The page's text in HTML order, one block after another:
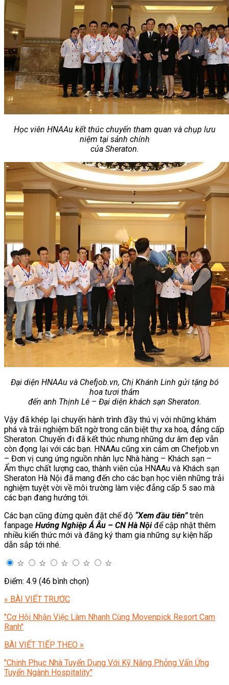
Học viên HNAAu kết thúc chuyến tham quan và chụp lưu
niệm tại sảnh chính
của Sheraton.
Đại diện HNAAu và Chefjob.vn, Chị Khánh Linh gửi tặng bó
hoa tươi thắm
đến anh Thịnh Lê – Đại diện khách sạn Sheraton.
Vậy đã khép lại chuyến hành trình đầy thú vị với những khám
phá và trải nghiệm bất ngờ trong căn biệt thự xa hoa, đẳng cấp
Sheraton. Chuyến đi đã kết thúc nhưng những dư âm đẹp vẫn
còn đọng lại với các bạn. HNAAu cũng xin cảm ơn Chefjob.vn
– Đơn vị cung ứng nguồn nhân lực Nhà hàng – Khách sạn –
Ẩm thực chất lượng cao, thành viên của HNAAu và Khách sạn
Sheraton Hà Nội đã mang đến cho các bạn học viên những trải
nghiệm tuyệt vời về môi trường làm việc đẳng cấp 5 sao mà
các bạn đang hướng tới.
Các bạn cũng đừng quên đặt chế độ “Xem đầu tiên”trên
fanpage Hướng Nghiệp Á Âu – CN Hà Nộiđể cập nhật thêm
nhiều kiến thức mới và đăng ký tham gia những sự kiện hấp
dẫn sắp tới nhé.
☆
☆ ☆ ☆
☆
Điểm: 4.9 (46 bình chọn)
« BÀI VIẾT TRƯỚC
"Cơ Hội Nhận Việc Làm Nhanh Cùng Movenpick Resort Cam
Ranh"
BÀI VIẾT TIẾP THEO »
"Chinh Phục Nhà Tuyển Dụng Với Kỹ Năng Phỏng Vấn Ứng
Tuyển Ngành Hospitality"